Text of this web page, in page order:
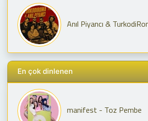
Anıl Piyancı & TurkodiRoma - Adam Olmaz
En çok dinlenen
manifest - Toz Pembe